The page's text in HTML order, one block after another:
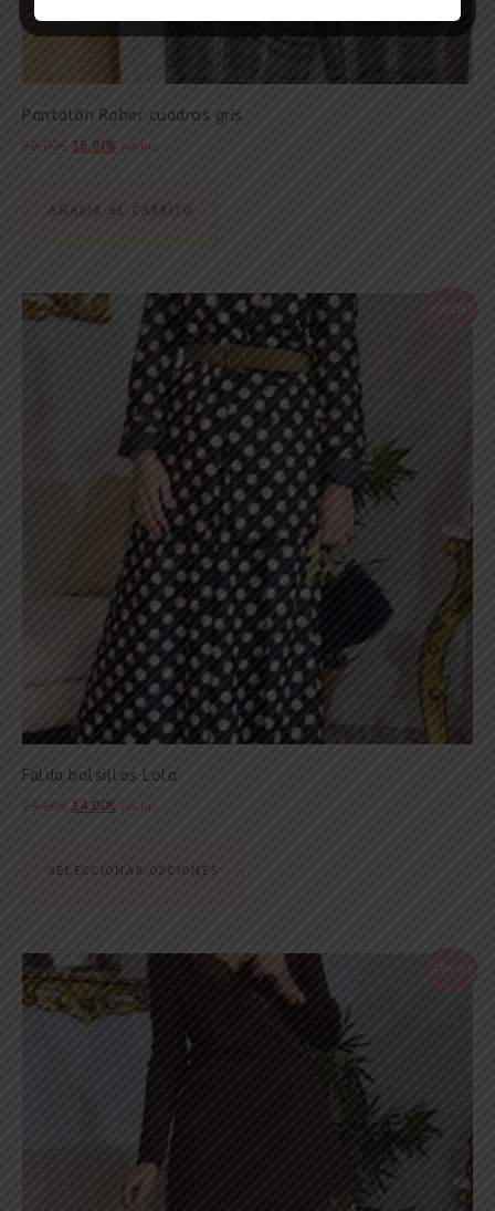
Pantalón Rober cuadros gris
29.00€ 15.90€ IVA inc.
AÑADIR AL CARRITO
¡Oferta!
Falda bolsillos Lola
29.90€ 14.00€ IVA inc.
SELECCIONAR OPCIONES
¡Oferta!